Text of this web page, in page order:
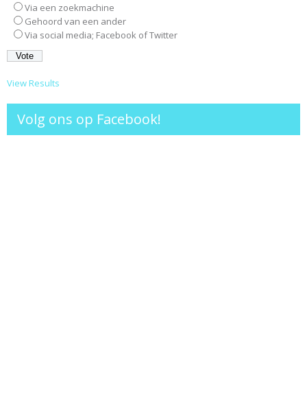
Via een zoekmachine
Gehoord van een ander
Via social media; Facebook of Twitter
View Results
Volg ons op Facebook!